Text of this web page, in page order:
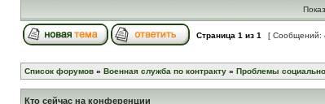
Страница 1 из 1 [ Сообщений:
Список форумов » Военная служба по контракту » Проблемы
Кто сейчас на конференции